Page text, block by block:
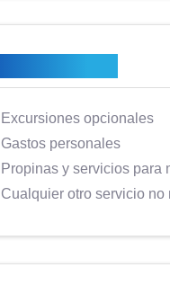
Excursiones opcionales
Gastos personales
Propinas y servicios para
Cualquier otro servicio